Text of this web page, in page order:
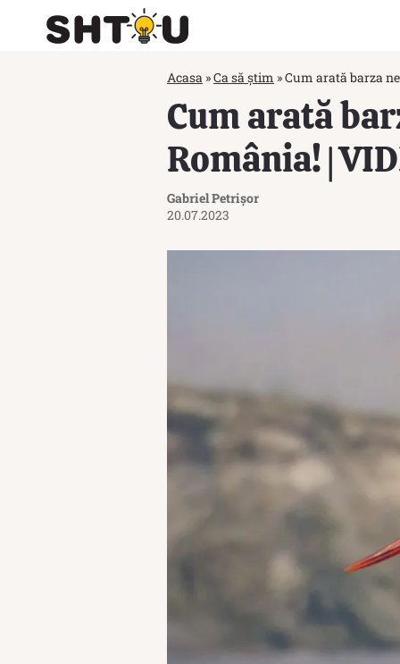
Acasa »Ca să știm »Cum arată barza
Cum arată
România! |
Gabriel Petrișor
20.07.2023